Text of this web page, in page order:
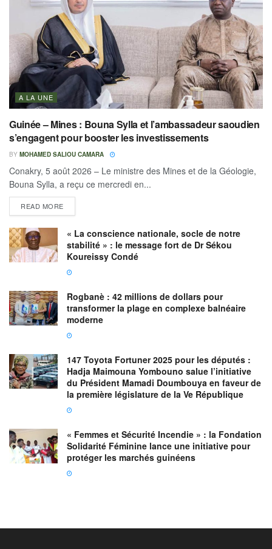
A LA UNE
Guinée – Mines : Bouna Sylla et l’ambassadeur saoudien
s’engagent pour booster les investissements
BY MOHAMED SALIOU CAMARA
Conakry, 5 août 2026 – Le ministre des Mines et de la Géologie,
Bouna Sylla, a reçu ce mercredi en...
READ MORE
« La conscience nationale, socle de notre
stabilité » : le message fort de Dr Sékou
Koureissy Condé
Rogbanè : 42 millions de dollars pour
transformer la plage en complexe balnéaire
moderne
147 Toyota Fortuner 2025 pour les députés :
Hadja Maimouna Yombouno salue l’initiative
du Président Mamadi Doumbouya en faveur de
la première législature de la Ve République
« Femmes et Sécurité Incendie » : la Fondation
Solidarité Féminine lance une initiative pour
protéger les marchés guinéens